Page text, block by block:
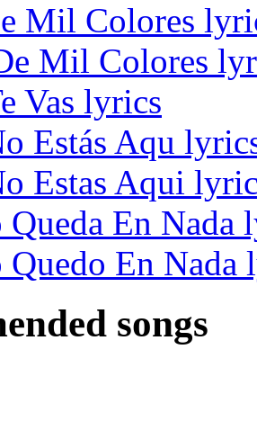
Mil Colores
Mil Colores
Vas lyrics
Estás Aqu
Estas Aqui
Queda En Nada
Quedo En Nada
songs